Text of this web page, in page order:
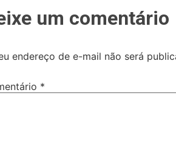
um comentário
endereço de e-mail não será
*